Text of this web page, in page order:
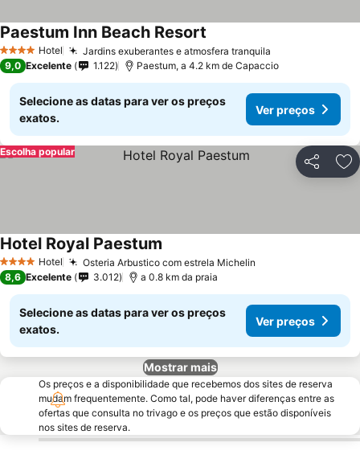
4 EstrelasHotel Jardins exuberantes e atmosfera tranquila
Paestum Inn Beach Resort
9,0 Excelente 1.122 Paestum, a 4.2 km de Capaccio
Selecione as datas para ver os preços
exatos.
Ver preços
Partilhar
Escolha popular
4 EstrelasHotel Osteria Arbustico com estrela Michelin
Hotel Royal Paestum
8,6 Excelente 3.012 a 0.8 km da praia
Selecione as datas para ver os preços
exatos.
Ver preços
Mostrar mais
Os preços e a disponibilidade que recebemos dos sites de reserva
mudam frequentemente. Como tal, pode haver diferenças entre as
ofertas que consulta no trivago e os preços que estão disponíveis
nos sites de reserva.